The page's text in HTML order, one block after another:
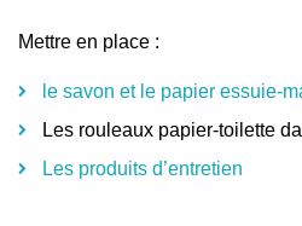
Mettre en place :
le savon et le papier essuie-
Les rouleaux papier-toilette
Les produits d’entretien